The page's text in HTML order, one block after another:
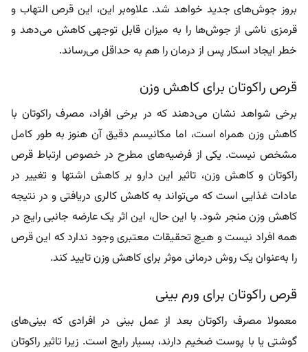
بروز جوش‌های جدید خواهد شد. علاوه‌بر این، این قرص التهاب و
قرمزی ناشی از جوش‌ها را به میزان قابل توجهی کاهش می‌دهد و
خطر ایجاد اسکار پس از درمان را هم به حداقل می‌رساند.
قرص راکوتان برای کاهش وزن
برخی شواهد نشان می‌دهند که در برخی افراد، مصرف راکوتان با
کاهش وزن همراه است، اما مکانیسم دقیق آن هنوز به طور کامل
مشخص نیست. یکی از فرضیه‌های مطرح در خصوص ارتباط قرص
راکوتان و کاهش وزن، تاثیر این دارو بر کاهش اشتها و تغییر در
عادات غذایی است که می‌تواند به کاهش کالری دریافتی و در نتیجه
کاهش وزن منجر شود. با این حال، این اثر یک عارضه جانبی رایج در
همه افراد نیست و هیچ تحقیقات معتبری وجود ندارد که این قرص
را به‌عنوان یک روش درمانی موثر برای کاهش وزن تایید کند.
قرص راکوتان برای ورم بینی
معمولا مصرف راکوتان بعد از عمل بینی در افرادی که بینی‌های
گوشتی یا با پوست ضخیم دارند، بسیار رایج است. زیرا تاثیر راکوتان